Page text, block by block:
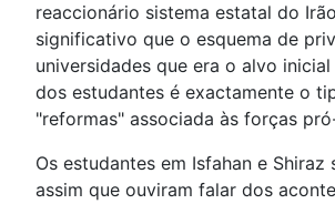
reaccionário sistema estatal do
significativo que o esquema de
universidades que era o alvo
dos estudantes é exactamente o
"reformas" associada às forças
Os estudantes em Isfahan e Shiraz
assim que ouviram falar dos